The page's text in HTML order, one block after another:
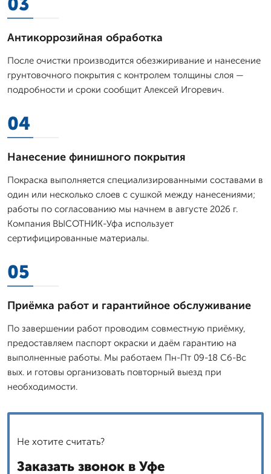
Антикоррозийная обработка
После очистки производится обезжиривание и нанесение
грунтовочного покрытия с контролем толщины слоя —
подробности и сроки сообщит Алексей Игоревич.
04
Нанесение финишного покрытия
Покраска выполняется специализированными составами в
один или несколько слоев с сушкой между нанесениями;
работы по согласованию мы начнем в августе 2026 г.
Компания ВЫСОТНИК-Уфа использует
сертифицированные материалы.
05
Приёмка работ и гарантийное обслуживание
По завершении работ проводим совместную приёмку,
предоставляем паспорт окраски и даём гарантию на
выполненные работы. Мы работаем Пн-Пт 09-18 Сб-Вс
вых. и готовы организовать повторный выезд при
необходимости.
Не хотите считать?
Заказать звонок в Уфе